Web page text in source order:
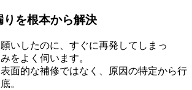
りを根本から解決
願いしたのに、すぐに再発してしまっ
をよく伺います。
面的な補修ではなく、原因の特定から行
。